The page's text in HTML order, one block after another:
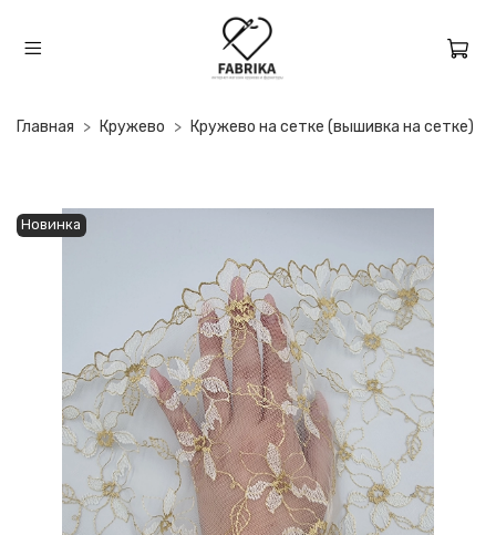
Главная Кружево Кружево на сетке (вышивка на сетке)
Новинка